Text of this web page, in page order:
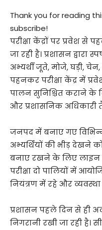
Thank you for reading
subscribe!
परीक्षा केंद्रों पर प्रवेश से
जा रही है। प्रशासन द्वारा
अभ्यर्थी जूते, मोजे, घड़ी,
पहनकर परीक्षा केंद्र में
पालन सुनिश्चित कराने के
और प्रशासनिक अधिकारी
जनपद में बनाए गए विभिन्न
अभ्यर्थियों की भीड़ देखने
बनाए रखने के लिए लाइन
परीक्षा दो पालियों में
नियंत्रण में रहे और व्यवस्था
प्रशासन पहले दिन से ही
निगरानी रखी जा रही है।